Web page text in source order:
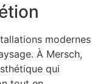
modernes
À Mersch,
qui